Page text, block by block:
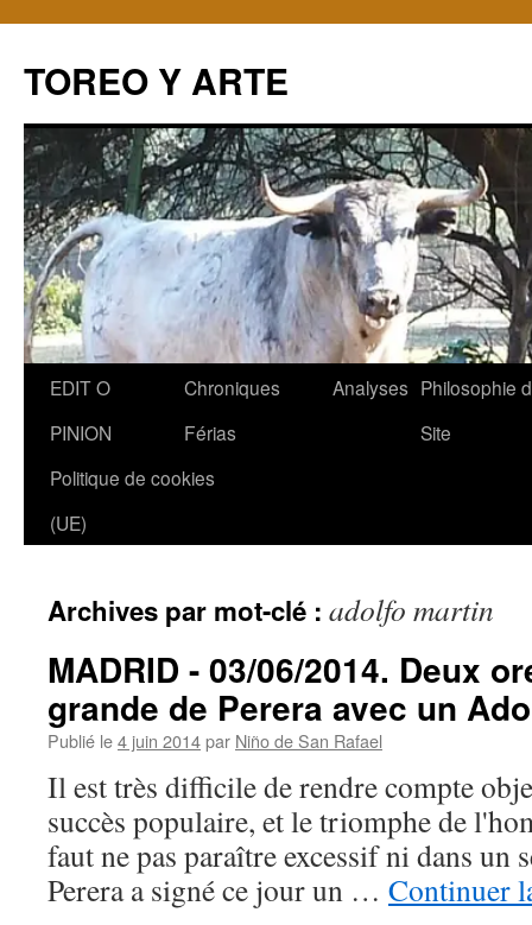
TOREO Y ARTE
Aller
contenu
EDIT O
PINION
Chroniques
Férias
Analyses Philosophie
Site
Politique de cookies
(UE)
Archives par mot-clé : adolfo martin
MADRID - 03/06/2014. Deux
grande de Perera avec un
Publié le4 juin 2014par Niño de San Rafael
Il est très difficile de rendre compte
succès populaire, et le triomphe de
faut ne pas paraître excessif ni dans un
Perera a signé ce jour un … Continuer